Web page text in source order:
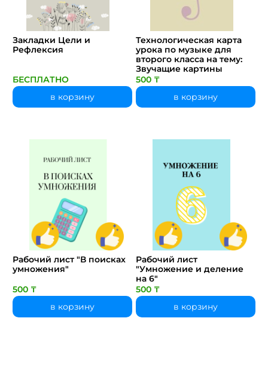
Закладки Цели и
Рефлексия
БЕСПЛАТНО
в корзину
Технологическая карта
урока по музыке для
второго класса на тему:
Звучащие картины
500 ₸
в корзину
Рабочий лист "В поисках
умножения"
500 ₸
в корзину
Рабочий лист
"Умножение и деление
на 6"
500 ₸
в корзину